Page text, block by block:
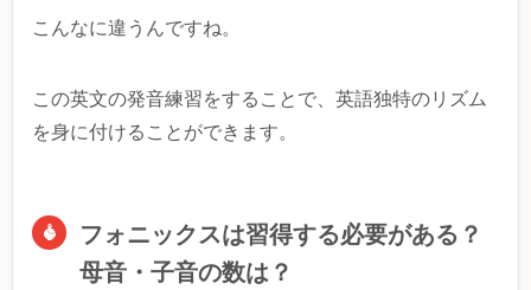
こんなに違うんですね。
この英文の発音練習をすることで、英語独特のリズム
を身に付けることができます。
フォニックスは習得する必要がある？
母音・子音の数は？